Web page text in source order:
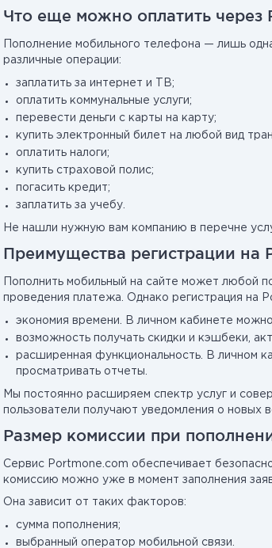
Что еще можно оплатить через
Пополнение мобильного телефона — лишь
различные операции:
заплатить за интернет и ТВ;
оплатить коммунальные услуги;
перевести деньги с карты на карту;
купить электронный билет на любой вид
оплатить налоги;
купить страховой полис;
погасить кредит;
заплатить за учебу.
Не нашли нужную вам компанию в перечне
Преимущества регистрации на
Пополнить мобильный на сайте может любой
проведения платежа. Однако регистрация на
экономия времени. В личном кабинете
возможность получать скидки и кэшбеки,
расширенная функциональность. В личном
просматривать отчеты.
Мы постоянно расширяем спектр услуг и
пользователи получают уведомления о новых
Размер комиссии при
Сервис Portmone.com обеспечивает
комиссию можно уже в момент заполнения
Она зависит от таких факторов:
сумма пополнения;
выбранный оператор мобильной связи.